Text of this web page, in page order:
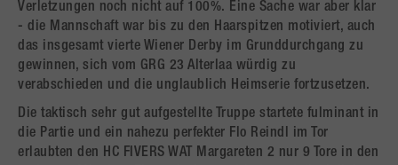
Verletzungen noch nicht auf 100%. Eine Sache war aber klar
- die Mannschaft war bis zu den Haarspitzen motiviert, auch
das insgesamt vierte Wiener Derby im Grunddurchgang zu
gewinnen, sich vom GRG 23 Alterlaa würdig zu
verabschieden und die unglaublich Heimserie fortzusetzen.
Die taktisch sehr gut aufgestellte Truppe startete fulminant in
die Partie und ein nahezu perfekter Flo Reindl im Tor
erlaubten den HC FIVERS WAT Margareten 2 nur 9 Tore in den